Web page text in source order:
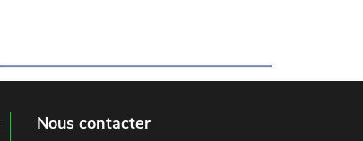
Nous contacter